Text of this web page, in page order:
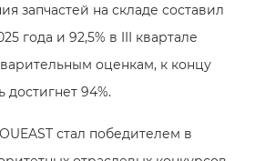
запчастей на складе составил
года и 92,5% в III квартале
оценкам, к концу
достигнет 94%.
стал победителем в